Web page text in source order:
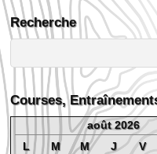
Recherche
Courses,
août 2026
L
M M J V